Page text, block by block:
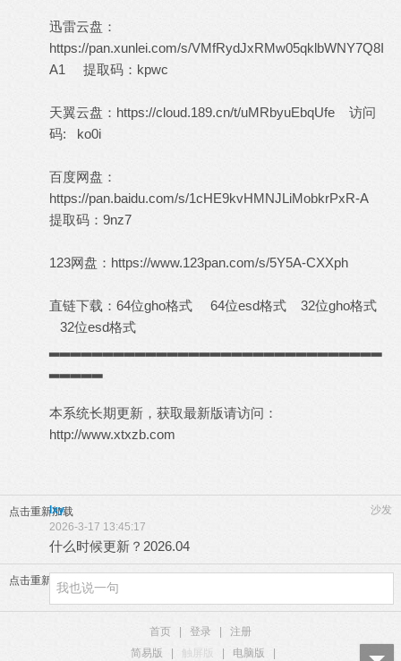
迅雷云盘：
https://pan.xunlei.com/s/VMfRydJxRMw05qklbWNY7Q8I
A1 提取码：kpwc
天翼云盘： https://cloud.189.cn/t/uMRbyuEbqUfe 访问
码: ko0i
百度网盘：
https://pan.baidu.com/s/1cHE9kvHMNJLiMobkrPxR-A
提取码：9nz7
123网盘： https://www.123pan.com/s/5Y5A-CXXph
直链下载： 64位gho格式 64位esd格式
32位gho格式
32位esd格式
▂▂▂▂▂▂▂▂▂▂▂▂▂▂▂▂▂▂▂▂▂▂▂▂▂▂▂▂▂▂▂
▂▂▂▂▂
本系统长期更新，获取最新版请访问：
http://www.xtxzb.com
点击重新加载 沙发
lxy
2026-3-17 13:45:17
什么时候更新？2026.04
点击重新加载
首页 登录
注册
简易版
触屏版 电脑版